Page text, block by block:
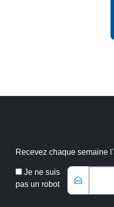
Recevez chaque semaine
Je ne suis
pas un robot
Veuillez
Email